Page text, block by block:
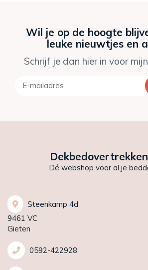
Wil je op de hoogte
leuke nieuwtjes en
Schrijf je dan hier in voor
Dé webshop voor al je
Steenkamp 4d
9461 VC
Gieten
0592-422928